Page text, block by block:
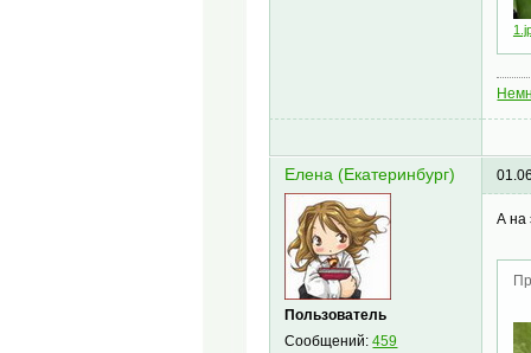
Елена (Екатеринбург)
Пользователь
Сообщений:459
А на